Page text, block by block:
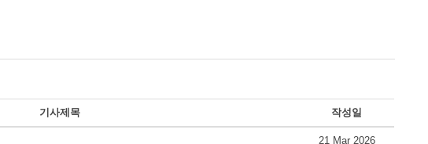
기사제목 작성일
21 Mar 2026